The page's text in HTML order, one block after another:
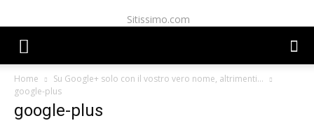
Sitissimo.com
Home
Su Google+ solo con il vostro vero nome, altrimenti…
google-plus
google-plus